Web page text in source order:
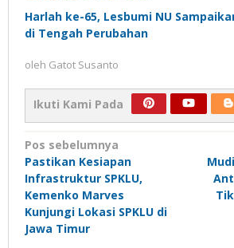
Harlah ke-65, Lesbumi NU
di Tengah Perubahan
oleh Gatot Susanto
Ikuti Kami Pada
Navigasi
pos
Pos sebelumnya
Pastikan Kesiapan
Infrastruktur SPKLU,
Kemenko Marves
Kunjungi Lokasi SPKLU di
Jawa Timur